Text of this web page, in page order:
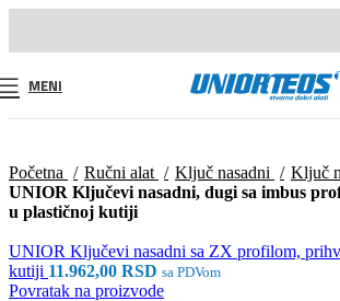
MENI
Početna Ručni alat Ključ nasadni
Ključ
UNIOR Ključevi nasadni, dugi sa imbus
u plastičnoj kutiji
UNIOR Ključevi nasadni sa ZX profilom,
kutiji 11.962,00 RSD sa PDVom
Povratak na proizvode